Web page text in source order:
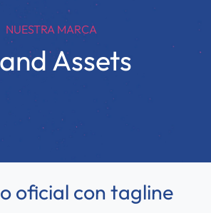
NUESTRA MARCA
Assets
oficial con tagline